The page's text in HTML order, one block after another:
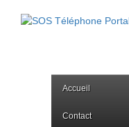
Accueil
Contact